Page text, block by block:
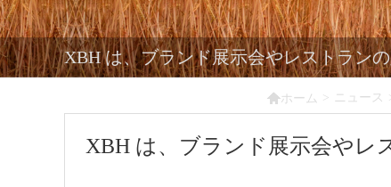
XBH は、ブランド展示会やレストラン
ホーム > ニュース
XBH は、ブランド展示会やレ